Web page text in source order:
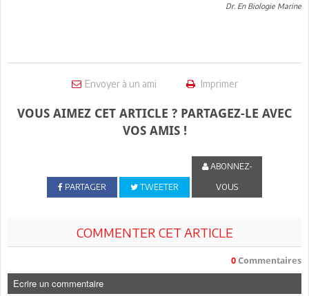
Dr. En Biologie Marine
Envoyer à un ami Imprimer
VOUS AIMEZ CET ARTICLE ? PARTAGEZ-LE AVEC
VOS AMIS !
PARTAGER TWEETER
ABONNEZ-
VOUS
COMMENTER CET ARTICLE
0 Commentaires
Ecrire un commentaire